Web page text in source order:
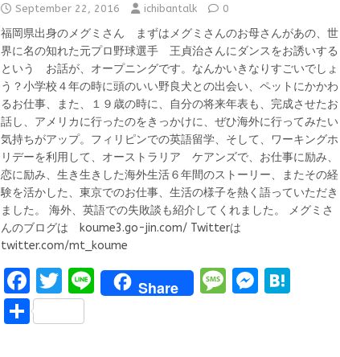
September 22, 2016 ichibantalk 0
福岡県出身のメグミさん まずはメグミさんのお母さんがあの、世
界に名の知れた元プロ野球選手 王貞治さんにダンスをお誘いする
という お話が、オープニングです。なんかいきなりすごいでしょ
う？小学校４年の時に頭のいい野良犬との出会い、ペットにかかわ
るお仕事、また、１９歳の時に、自分の将来年表も、完成させたお
話し、アメリカに行ったのをきっかけに、ぜひ海外に行ってみたい
気持ちがアップ。フィリピンでの英語留学、そして、ワーキングホ
リデーを利用して、オーストラリア ケアンズで、お仕事に励み、
恋に励み、生き生きした海外生活６年間のストーリー、またその経
験を活かした、東京でのお仕事、生活の様子を熱く語っていただき
ました。 海外、英語での失敗談も紹介してくれました。 メグミさ
んのブログは koume3.go-jin.com/ Twitterは
twitter.com/mt_koume
F
a
ce
T
w
it
Li
n
Share
M M
S